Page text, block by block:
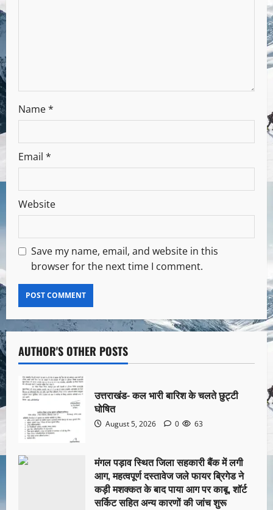
Name*
Email *
Website
Save my name, email, and website in this
browser for the next time I comment.
AUTHOR'S OTHER POSTS
उत्तराखंड- कल भारी बारिश के चलते छुट्टी
घोषित
August 5, 2026 0 63
मंगल पड़ाव स्थित जिला सहकारी बैंक में लगी
आग, महत्वपूर्ण दस्तावेज जले फायर ब्रिगेड ने
कड़ी मशक्कत के बाद पाया आग पर काबू, शॉर्ट
सर्किट सहित अन्य कारणों की जांच शुरू